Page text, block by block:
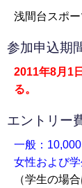
浅間台スポ
参加申込期
2011年8月1
る。
エントリー
一般：10,000
女性および
（学生の場